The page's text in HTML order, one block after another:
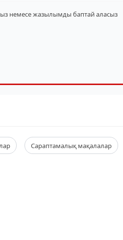
немесе жазылымды баптай аласыз
Сараптамалық мақалалар